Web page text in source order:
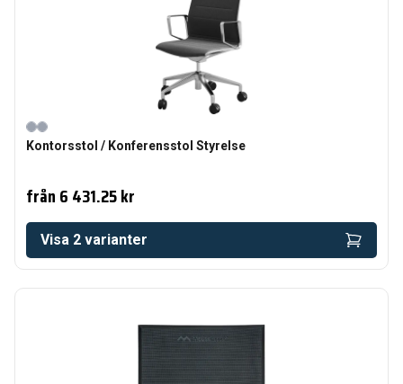
Kontorsstol / Konferensstol Styrelse
från6 431.25 kr
Visa 2 varianter